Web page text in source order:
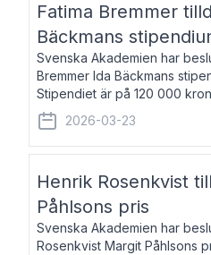
Fatima Bremmer
Bäckmans
Svenska Akademien har
Bremmer Ida Bäckmans
Stipendiet är på 120 000
1977, är journalist och
boken Ligan. Klarakvarterens
2026-03-23
Henrik Rosenkvist
Påhlsons pris
Svenska Akademien har
Rosenkvist Margit Påhlsons